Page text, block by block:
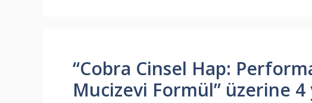
“Cobra Cinsel Hap:
Mucizevi Formül” üzerine